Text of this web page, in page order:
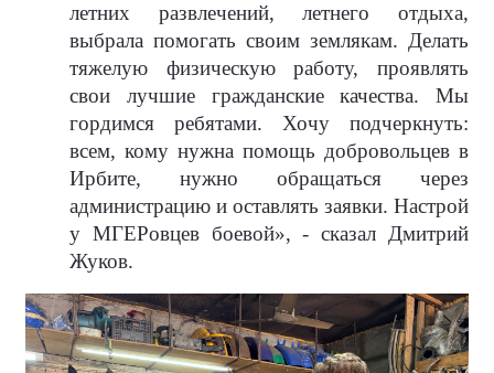
летних развлечений, летнего отдыха,
выбрала помогать своим землякам. Делать
тяжелую физическую работу, проявлять
свои лучшие гражданские качества. Мы
гордимся ребятами. Хочу подчеркнуть:
всем, кому нужна помощь добровольцев в
Ирбите, нужно обращаться через
администрацию и оставлять заявки. Настрой
у МГЕРовцев боевой», - сказал Дмитрий
Жуков.